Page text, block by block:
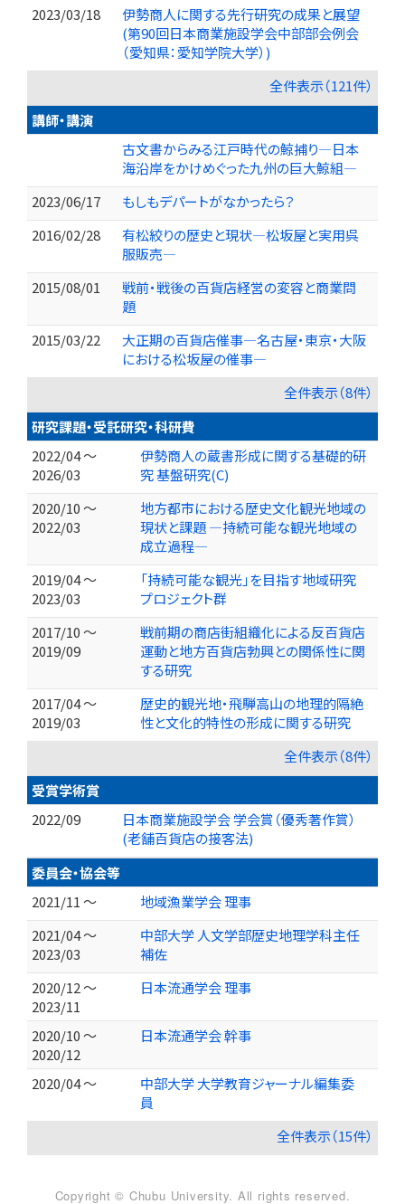
2023/03/18
伊勢商人に関する先行研究の成果と展望
(第90回日本商業施設学会中部部会例会
（愛知県：愛知学院大学）)
全件表示（121件）
講師・講演
古文書からみる江戸時代の鯨捕り―日本
海沿岸をかけめぐった九州の巨大鯨組―
2023/06/17
もしもデパートがなかったら？
2016/02/28
有松絞りの歴史と現状―松坂屋と実用呉
服販売―
2015/08/01
戦前・戦後の百貨店経営の変容と商業問
題
2015/03/22
大正期の百貨店催事―名古屋・東京・大阪
における松坂屋の催事―
全件表示（8件）
研究課題・受託研究・科研費
2022/04 ～
2026/03
伊勢商人の蔵書形成に関する基礎的研
究 基盤研究(C)
2020/10 ～
2022/03
地方都市における歴史文化観光地域の
現状と課題 ―持続可能な観光地域の
成立過程―
2019/04 ～
2023/03
「持続可能な観光」を目指す地域研究
プロジェクト群
2017/10 ～
2019/09
戦前期の商店街組織化による反百貨店
運動と地方百貨店勃興との関係性に関
する研究
2017/04 ～
2019/03
歴史的観光地・飛騨高山の地理的隔絶
性と文化的特性の形成に関する研究
全件表示（8件）
受賞学術賞
2022/09
日本商業施設学会 学会賞（優秀著作賞）
(老舗百貨店の接客法)
委員会・協会等
2021/11 ～
地域漁業学会 理事
2021/04 ～
2023/03
中部大学 人文学部歴史地理学科主任
補佐
2020/12 ～
2023/11
日本流通学会 理事
2020/10 ～
2020/12
日本流通学会 幹事
2020/04 ～
中部大学 大学教育ジャーナル編集委
員
全件表示（15件）
Copyright © Chubu University. All rights reserved.